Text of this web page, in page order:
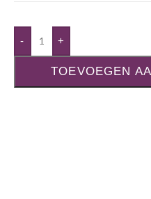
- +
TOEVOEGEN